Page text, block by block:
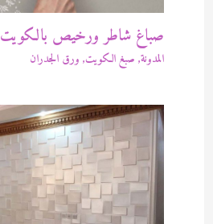
صباغ شاطر ورخيص بالكويت 94471713
المدونة, صبغ الكويت, ورق الجدران